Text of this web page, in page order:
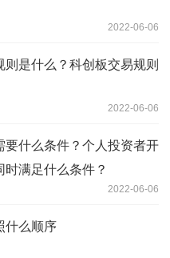
2022-06-06
则是什么？科创板交易规则
2022-06-06
要什么条件？个人投资者开
时满足什么条件？
2022-06-06
什么顺序